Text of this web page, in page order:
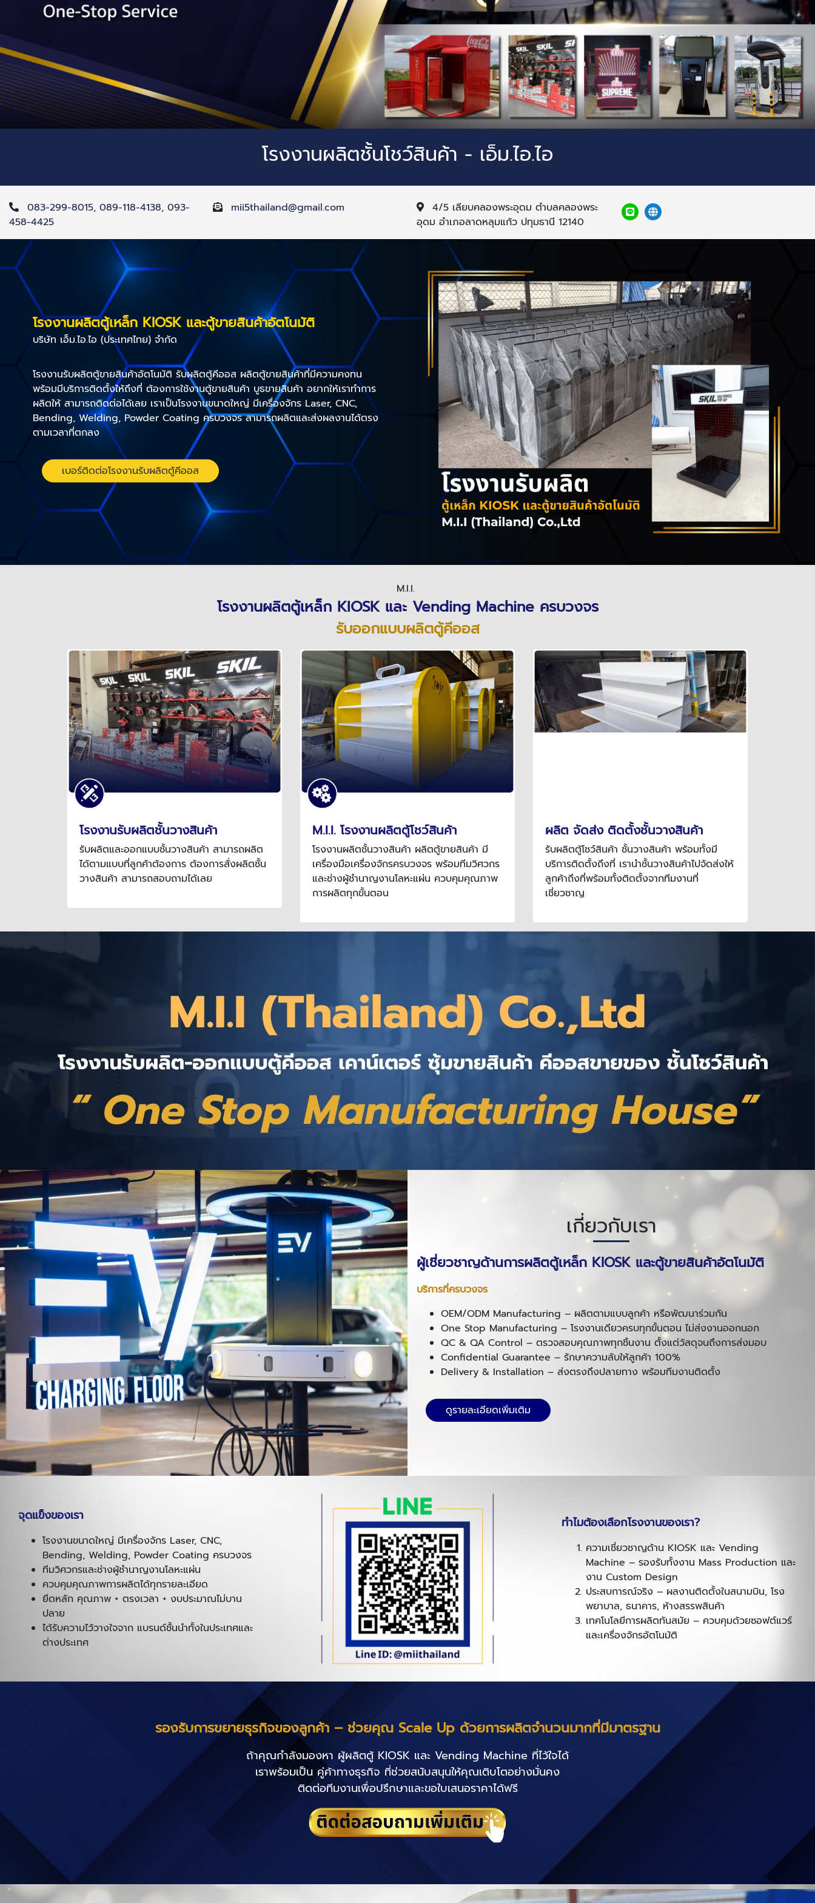
โรงงานผลิตชั้นโชว์สินค้า - เอ็ม.ไอ.ไอ
083-299-8015, 089-118-4138, 093-
458-4425
mii5thailand@gmail.com
4/5 เลียบคลองพระอุดม ตำบลคลองพระ
อุดม อำเภอลาดหลุมแก้ว ปทุมธานี 12140
โรงงานผลิตตู้เหล็ก KIOSK และตู้ขายสินค้าอัตโนมัติ
บริษัท เอ็ม.ไอ.ไอ (ประเทศไทย) จำกัด
โรงงานรับผลิตตู้ขายสินค้าอัตโนมัติ รับผลิตตู้คีออส ผลิตตู้ขายสินค้าที่มีความคงทน
พร้อมมีบริการติดตั้งให้ถึงที่ ต้องการใช้งานตู้ขายสินค้า บูธขายสินค้า อยากให้เราทำการ
ผลิตให้ สามารถติดต่อได้เลย เราเป็นโรงงานขนาดใหญ่ มีเครื่องจักร Laser, CNC,
Bending, Welding, Powder Coating ครบวงจร สามารถผลิตและส่งผลงานได้ตรง
ตามเวลาที่ตกลง
เบอร์ติดต่อโรงงานรับผลิตตู้คีออส
M.I.I.
โรงงานผลิตตู้เหล็ก KIOSK และ Vending Machine ครบวงจร
รับออกแบบผลิตตู้คีออส
โรงงานรับผลิตชั้นวางสินค้า
รับผลิตและออกแบบชั้นวางสินค้า สามารถผลิต
ได้ตามแบบที่ลูกค้าต้องการ ต้องการสั่งผลิตชั้น
วางสินค้า สามารถสอบถามได้เลย
M.I.I. โรงงานผลิตตู้โชว์สินค้า
โรงงานผลิตชั้นวางสินค้า ผลิตตู้ขายสินค้า มี
เครื่องมือเครื่องจักรครบวงจร พร้อมทีมวิศวกร
และช่างผู้ชำนาญงานโลหะแผ่น ควบคุมคุณภาพ
การผลิตทุกขั้นตอน
ผลิต จัดส่ง ติดตั้งชั้นวางสินค้า
รับผลิตตู้โชว์สินค้า ชั้นวางสินค้า พร้อมทั้งมี
บริการติดตั้งถึงที่ เรานำชั้นวางสินค้าไปจัดส่งให้
ลูกค้าถึงที่พร้อมทั้งติดตั้งจากทีมงานที่
เชี่ยวชาญ
เกี่ยวกับเรา
ผู้เชี่ยวชาญด้านการผลิตตู้เหล็ก KIOSK และตู้ขายสินค้าอัตโนมัติ
บริการที่ครบวงจร
OEM/ODM Manufacturing – ผลิตตามแบบลูกค้า หรือพัฒนาร่วมกัน
One Stop Manufacturing – โรงงานเดียวครบทุกขั้นตอน ไม่ส่งงานออกนอก
QC & QA Control – ตรวจสอบคุณภาพทุกชิ้นงาน ตั้งแต่วัสดุจนถึงการส่งมอบ
Confidential Guarantee – รักษาความลับให้ลูกค้า 100%
Delivery & Installation – ส่งตรงถึงปลายทาง พร้อมทีมงานติดตั้ง
ดูรายละเอียดเพิ่มเติม
จุดแข็งของเรา
โรงงานขนาดใหญ่ มีเครื่องจักร Laser, CNC,
Bending, Welding, Powder Coating ครบวงจร
ทีมวิศวกรและช่างผู้ชำนาญงานโลหะแผ่น
ควบคุมคุณภาพการผลิตได้ทุกรายละเอียด
ยึดหลัก คุณภาพ + ตรงเวลา + งบประมาณไม่บาน
ปลาย
ได้รับความไว้วางใจจาก แบรนด์ชั้นนำทั้งในประเทศและ
ต่างประเทศ
ทำไมต้องเลือกโรงงานของเรา?
ความเชี่ยวชาญด้าน KIOSK และ Vending
Machine – รองรับทั้งงาน Mass Production และ
งาน Custom Design
ประสบการณ์จริง – ผลงานติดตั้งในสนามบิน, โรง
พยาบาล, ธนาคาร, ห้างสรรพสินค้า
เทคโนโลยีการผลิตทันสมัย – ควบคุมด้วยซอฟต์แวร์
และเครื่องจักรอัตโนมัติ
รองรับการขยายธุรกิจของลูกค้า – ช่วยคุณ Scale Up ด้วยการผลิตจำนวนมากที่มีมาตรฐาน
ถ้าคุณกำลังมองหา ผู้ผลิตตู้ KIOSK และ Vending Machine ที่ไว้ใจได้
เราพร้อมเป็น คู่ค้าทางธุรกิจ ที่ช่วยสนับสนุนให้คุณเติบโตอย่างมั่นคง
ติดต่อทีมงานเพื่อปรึกษาและขอใบเสนอราคาได้ฟรี